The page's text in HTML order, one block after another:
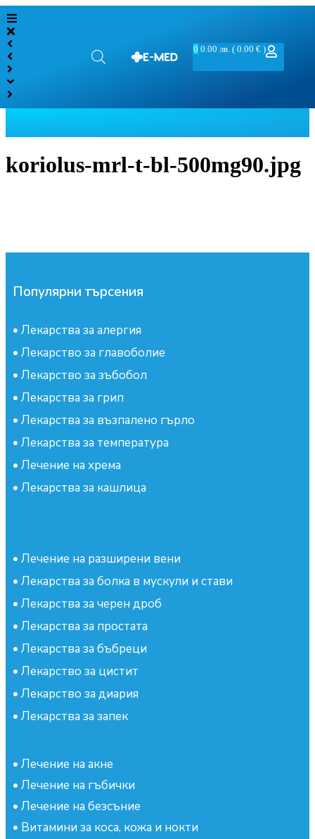
0 0.00лв. ( 0.00 € )
koriolus-mrl-t-bl-500mg90.jpg
Популярни търсения
• Лекарства за алергия
• Лекарство за главоболие
• Лекарство за зъбобол
• Лекарства за грип
• Лекарства за възпалено гърло
• Лекарства за температура
• Лечение на хрема
• Лекарства за кашлица
• Лечение на разширени вени
• Лекарства за болка в мускули и стави
• Лекарства за черен дроб
• Лекарства за простата
• Лекарства за бъбреци
• Лекарство за цистит
• Лекарство за диария
• Лекарства за запек
• Лечение на акне
• Лечение на гъбички
• Лечение на безсъние
• Витамини за коса, кожа и нокти